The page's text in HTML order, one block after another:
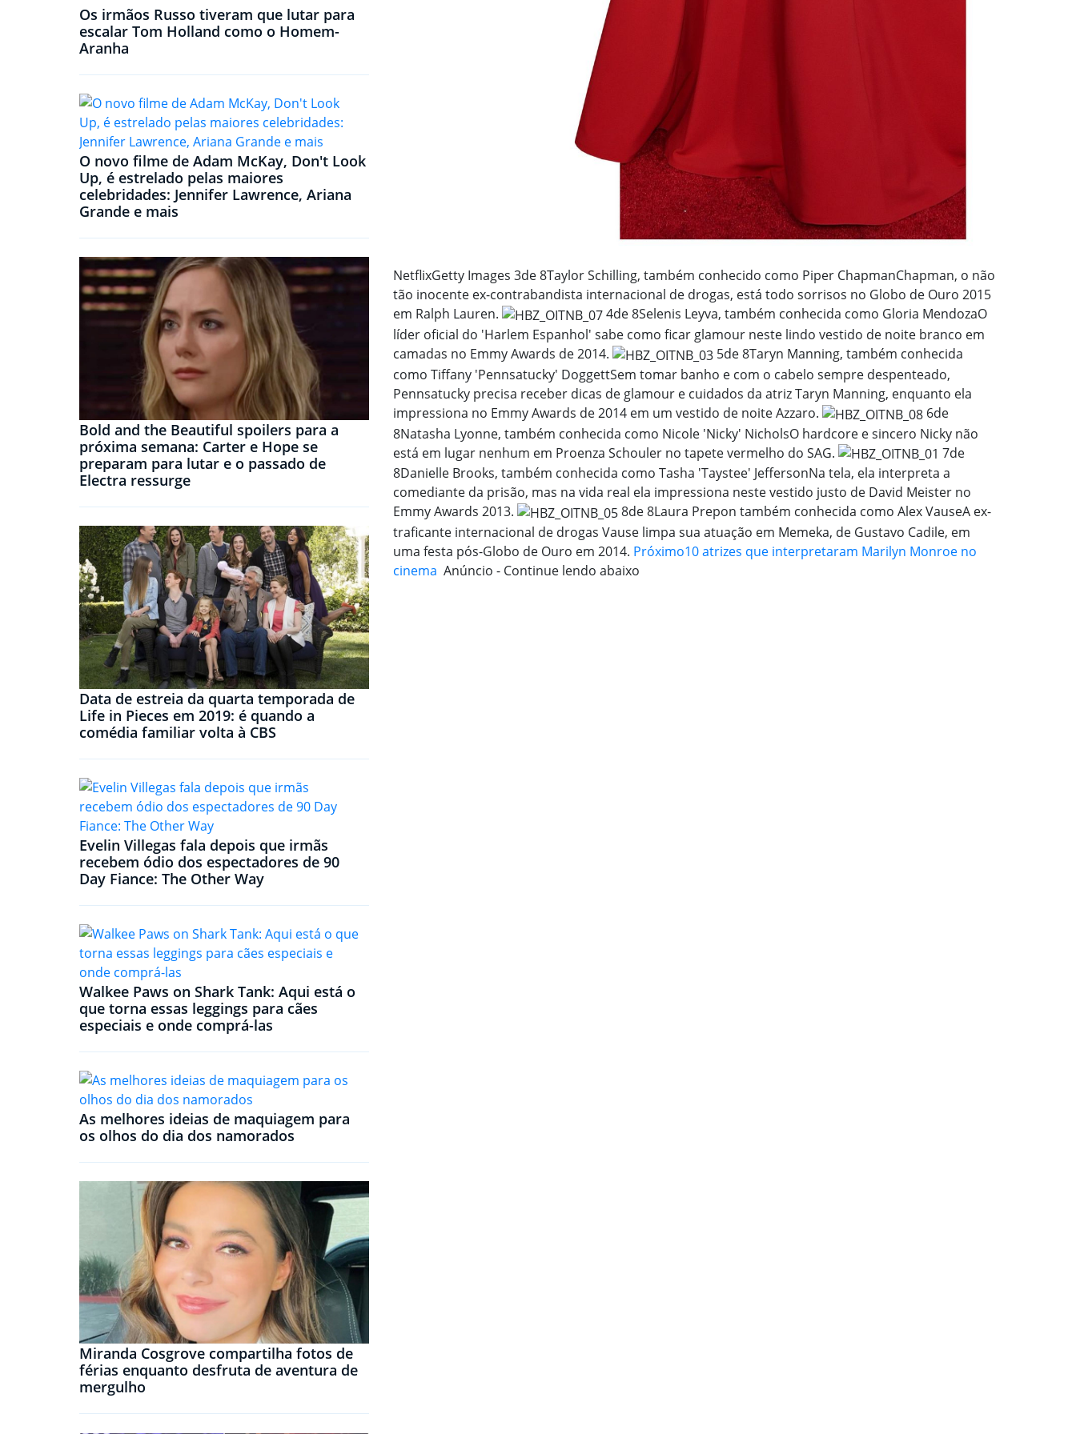
Os irmãos Russo tiveram que lutar para
escalar Tom Holland como o Homem-
Aranha
O novo filme de Adam McKay, Don't Look
Up, é estrelado pelas maiores
celebridades: Jennifer Lawrence, Ariana
Grande e mais
Bold and the Beautiful spoilers para a
próxima semana: Carter e Hope se
preparam para lutar e o passado de
Electra ressurge
Data de estreia da quarta temporada de
Life in Pieces em 2019: é quando a
comédia familiar volta à CBS
Evelin Villegas fala depois que irmãs
recebem ódio dos espectadores de 90
Day Fiance: The Other Way
Walkee Paws on Shark Tank: Aqui está o
que torna essas leggings para cães
especiais e onde comprá-las
As melhores ideias de maquiagem para
os olhos do dia dos namorados
Miranda Cosgrove compartilha fotos de
férias enquanto desfruta de aventura de
mergulho
NetflixGetty Images 3de 8Taylor Schilling, também conhecido como Piper ChapmanChapman, o não
tão inocente ex-contrabandista internacional de drogas, está todo sorrisos no Globo de Ouro 2015
em Ralph Lauren.
4de 8Selenis Leyva, também conhecida como Gloria MendozaO
líder oficial do 'Harlem Espanhol' sabe como ficar glamour neste lindo vestido de noite branco em
camadas no Emmy Awards de 2014.
5de 8Taryn Manning, também conhecida
como Tiffany 'Pennsatucky' DoggettSem tomar banho e com o cabelo sempre despenteado,
Pennsatucky precisa receber dicas de glamour e cuidados da atriz Taryn Manning, enquanto ela
impressiona no Emmy Awards de 2014 em um vestido de noite Azzaro.
6de
8Natasha Lyonne, também conhecida como Nicole 'Nicky' NicholsO hardcore e sincero Nicky não
está em lugar nenhum em Proenza Schouler no tapete vermelho do SAG.
7de
8Danielle Brooks, também conhecida como Tasha 'Taystee' JeffersonNa tela, ela interpreta a
comediante da prisão, mas na vida real ela impressiona neste vestido justo de David Meister no
Emmy Awards 2013.
8de 8Laura Prepon também conhecida como Alex VauseA ex-
traficante internacional de drogas Vause limpa sua atuação em Memeka, de Gustavo Cadile, em
uma festa pós-Globo de Ouro em 2014. Próximo10 atrizes que interpretaram Marilyn Monroe no
cinema Anúncio - Continue lendo abaixo